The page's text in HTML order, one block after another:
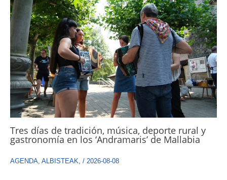
Tres días de tradición, música, deporte rural y
gastronomía en los ‘Andramaris’ de Mallabia
AGENDA ALBISTEAK / 2026-08-08